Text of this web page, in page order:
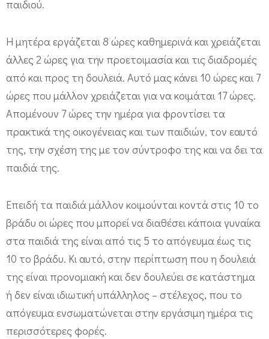
παιδιού.
Η μητέρα εργάζεται 8 ώρες καθημερινά και χρειάζεται
άλλες 2 ώρες για την προετοιμασία και τις διαδρομές
από και προς τη δουλειά. Αυτό μας κάνει 10 ώρες και 7
ώρες που μάλλον χρειάζεται για να κοιμάται 17 ώρες.
Απομένουν 7 ώρες την ημέρα για φροντίσει τα
πρακτικά της οικογένειας και των παιδιών, τον εαυτό
της, την σχέση της με τον σύντροφο της και να δει τα
παιδιά της.
Επειδή τα παιδιά μάλλον κοιμούνται κοντά στις 10 το
βράδυ οι ώρες που μπορεί να διαθέσει κάποια γυναίκα
στα παιδιά της είναι από τις 5 το απόγευμα έως τις
10 το βράδυ. Κι αυτό, στην περίπτωση που η δουλειά
της είναι προνομιακή και δεν δουλεύει σε κατάστημα
ή δεν είναι ιδιωτική υπάλληλος – στέλεχος, που το
απόγευμα ενσωματώνεται στην εργάσιμη ημέρα τις
περισσότερες φορές.